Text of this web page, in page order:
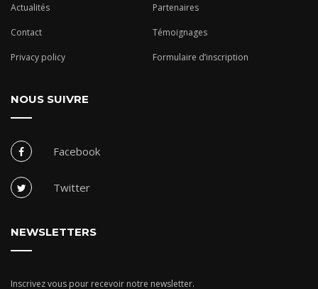
Actualités Partenaires
Contact Témoignages
Privacy policy Formulaire d’inscription
NOUS SUIVRE
Facebook
Twitter
NEWSLETTERS
Inscrivez vous pour recevoir notre newsletter.